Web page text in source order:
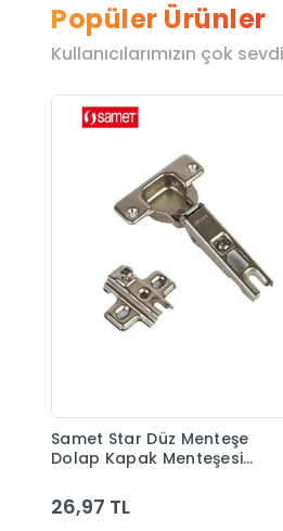
Popüler Ürünler
Kullanıcılarımızın çok
Samet Star Düz Menteşe
Dolap Kapak Menteşesi
26,97 TL